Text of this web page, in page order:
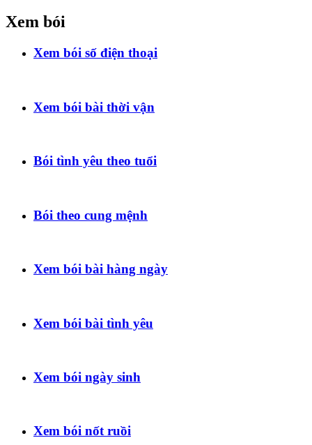
Xem bói
Xem bói số điện thoại
Xem bói bài thời vận
Bói tình yêu theo tuổi
Bói theo cung mệnh
Xem bói bài hàng ngày
Xem bói bài tình yêu
Xem bói ngày sinh
Xem bói nốt ruồi